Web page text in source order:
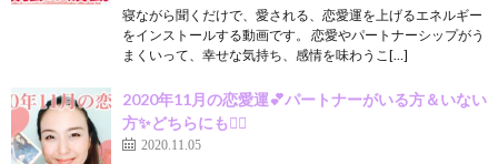
寝ながら聞くだけで、愛される、恋愛運を上げるエネルギー
をインストールする動画です。 恋愛やパートナーシップがう
まくいって、幸せな気持ち、感情を味わうこ[…]
2020年11月の恋愛運💕パートナーがいる方＆いない
方✨どちらにも🙆‍♀️
2020.11.05